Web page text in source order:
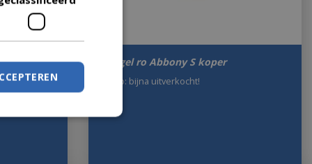
b66h110 Spiegel ro Abbony S koper
Let op: bijna uitverkocht!